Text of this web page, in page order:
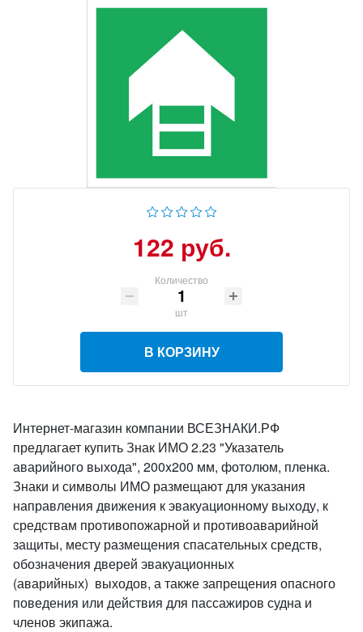
122 руб.
Количество
шт
В КОРЗИНУ
Интернет-магазин компании ВСЕЗНАКИ.РФ
предлагает купить Знак ИМО 2.23 "Указатель
аварийного выхода", 200x200 мм, фотолюм, пленка.
Знаки и символы ИМО размещают для указания
направления движения к эвакуационному выходу, к
средствам противопожарной и противоаварийной
защиты, месту размещения спасательных средств,
обозначения дверей эвакуационных
(аварийных) выходов, а также запрещения опасного
поведения или действия для пассажиров судна и
членов экипажа.